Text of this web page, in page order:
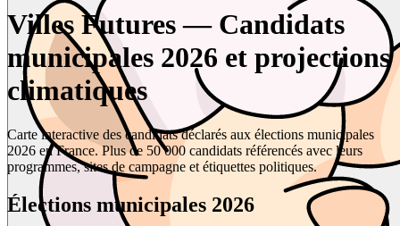
Villes Futures — Candidats
municipales 2026 et projections
climatiques
Carte interactive des candidats déclarés aux élections municipales
2026 en France. Plus de 50 000 candidats référencés avec leurs
programmes, sites de campagne et étiquettes politiques.
Élections municipales 2026